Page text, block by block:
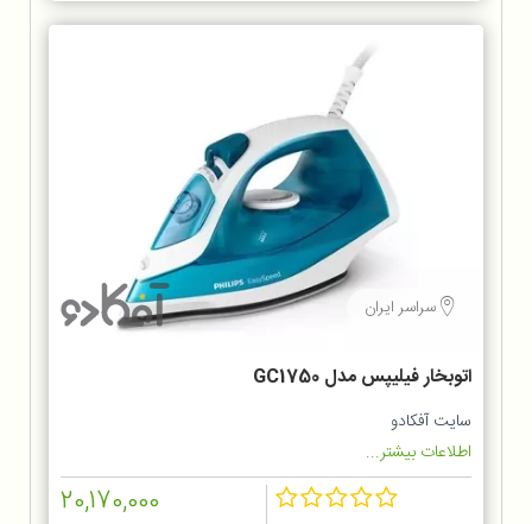
سراسر ایران
اتوبخار فیلیپس مدل GC1750
سایت آفکادو
اطلاعات بیشتر...
20,170,000